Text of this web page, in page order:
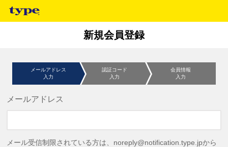
新規会員登録
メールアドレス
入力
認証コード
入力
会員情報
入力
メールアドレス
メール受信制限されている方は、noreply@notification.type.jpから